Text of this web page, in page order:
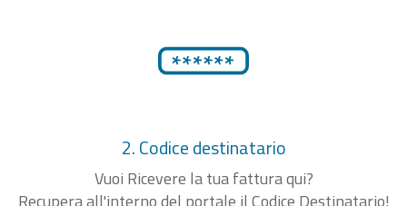
2. Codice destinatario
Vuoi Ricevere la tua fattura qui?
Recupera all'interno del portale il Codice Destinatario!